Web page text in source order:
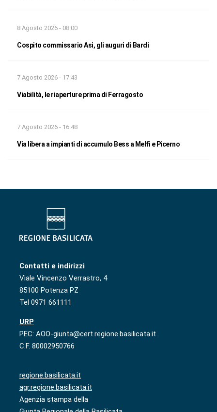
8 Agosto 2026 - 08:00
Cospito commissario Asi, gli auguri di Bardi
7 Agosto 2026 - 17:43
Viabilità, le riaperture prima di Ferragosto
7 Agosto 2026 - 16:48
Via libera a impianti di accumulo Bess a Melfi e Picerno
Contatti e indirizzi
Viale Vincenzo Verrastro, 4
85100 Potenza PZ
Tel 0971 661111
URP
PEC: AOO-giunta@cert.regione.basilicata.it
C.F. 80002950766
regione.basilicata.it
agr.regione.basilicata.it
Agenzia stampa della